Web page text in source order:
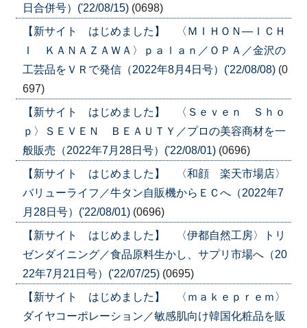
日合併号）('22/08/15) (0698)
【新サイト はじめました】 〈ＭＩＨＯＮ―ＩＣＨ
Ｉ ＫＡＮＡＺＡＷＡ〉ｐａｌａｎ／ＯＰＡ／金沢の
工芸品をＶＲで発信（2022年8月4日号）('22/08/08) (0
697)
【新サイト はじめました】 〈Ｓｅｖｅｎ Ｓｈｏ
ｐ〉ＳＥＶＥＮ ＢＥＡＵＴＹ／プロの美容商材を一
般販売（2022年7月28日号）('22/08/01) (0696)
【新サイト はじめました】 〈和顔 楽天市場店〉
バリューライフ／牛タン自販機からＥＣへ（2022年7
月28日号）('22/08/01) (0696)
【新サイト はじめました】 〈伊都自然工房〉トリ
ゼンダイニング／食品原料生かし、サプリ市場へ（20
22年7月21日号）('22/07/25) (0695)
【新サイト はじめました】 〈ｍａｋｅｐｒｅｍ〉
ダイヤコーポレーション／敏感肌向け韓国化粧品を販